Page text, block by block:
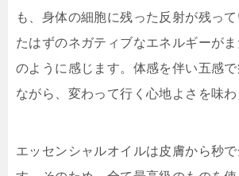
も、身体の細胞に残った反射が残っ
たはずのネガティブなエネルギーが
のように感じます。体感を伴い五感で
ながら、変わって行く心地よさを味わ
エッセンシャルオイルは皮膚から秒で